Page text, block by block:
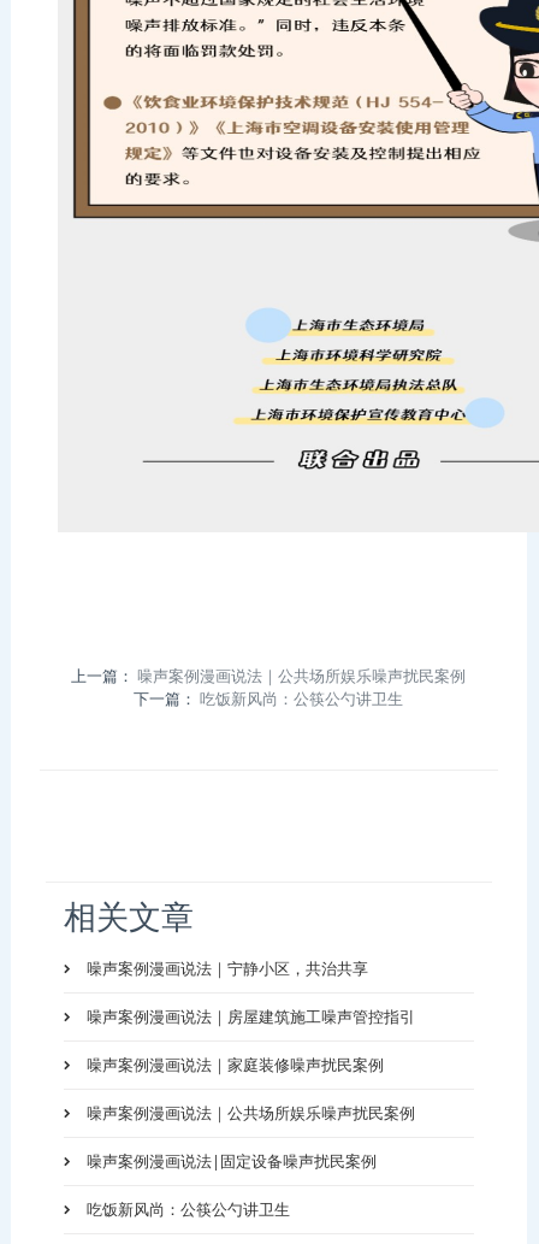
上一篇：噪声案例漫画说法｜公共场所娱乐噪声扰民案例
下一篇：吃饭新风尚：公筷公勺讲卫生
相关文章
噪声案例漫画说法｜宁静小区，共治共享
噪声案例漫画说法｜房屋建筑施工噪声管控指引
噪声案例漫画说法｜家庭装修噪声扰民案例
噪声案例漫画说法｜公共场所娱乐噪声扰民案例
噪声案例漫画说法|固定设备噪声扰民案例
吃饭新风尚：公筷公勺讲卫生